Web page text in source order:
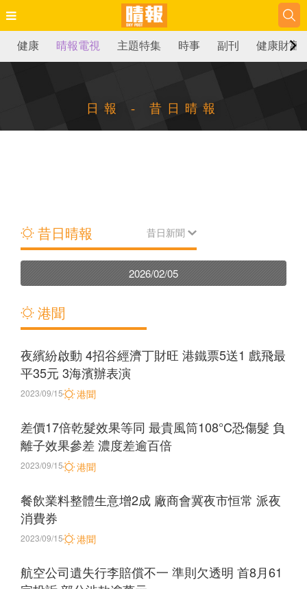
健康 晴報電視 主題特集 時事 副刊 健康財富
日報 - 昔日晴報
昔日晴報 昔日新聞
2026/02/05
港聞
夜繽紛啟動 4招谷經濟丁財旺 港鐵票5送1 戲飛最
平35元 3海濱辦表演
港聞
2023/09/15
差價17倍乾髮效果等同 最貴風筒108°C恐傷髮 負
離子效果參差 濃度差逾百倍
港聞
2023/09/15
餐飲業料整體生意增2成 廠商會冀夜市恒常 派夜
消費券
港聞
2023/09/15
航空公司遺失行李賠償不一 準則欠透明 首8月61